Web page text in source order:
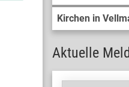
Kirchen in
Aktuelle